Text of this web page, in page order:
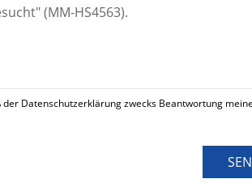
Datenschutzerklärung zwecks Beantwortung